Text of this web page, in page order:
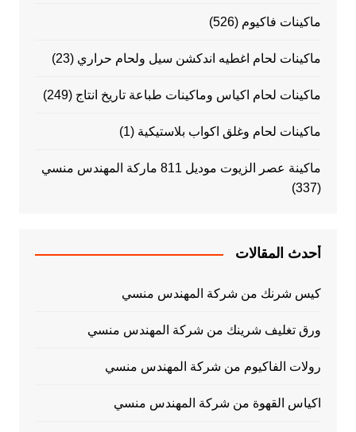
ماكينات فاكيوم (526)
ماكينات لحام اغطيه اندكشن سيل ولحام حراري (23)
ماكينات لحام اكياس وماكينات طباعة تاريخ انتاج (249)
ماكينات لحام وغلق اكواب بلاستيكية (1)
ماكينة عصر الزيوت موديل 811 ماركة المهندس منسي
(337)
أحدث المقالات
كيس شرنك من شركة المهندس منسي
ورق تغليف شرينك من شركة المهندس منسي
رولات الفاكيوم من شركة المهندس منسي
اكياس القهوة من شركة المهندس منسي